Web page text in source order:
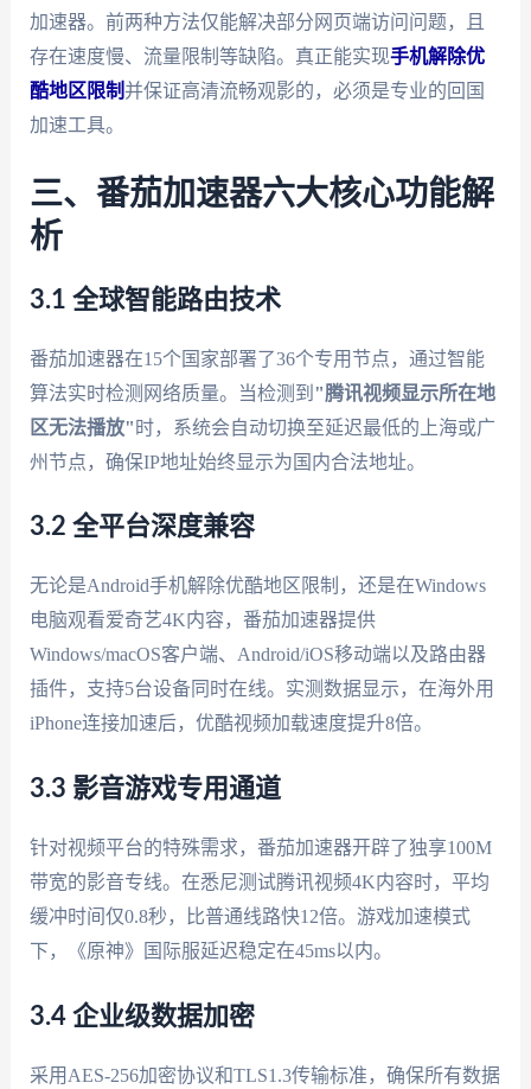
加速器。前两种方法仅能解决部分网页端访问问题，且
存在速度慢、流量限制等缺陷。真正能实现手机解除优
酷地区限制并保证高清流畅观影的，必须是专业的回国
加速工具。
三、番茄加速器六大核心功能解
析
3.1 全球智能路由技术
番茄加速器在15个国家部署了36个专用节点，通过智能
算法实时检测网络质量。当检测到 "腾讯视频显示所在地
区无法播放" 时，系统会自动切换至延迟最低的上海或广
州节点，确保IP地址始终显示为国内合法地址。
3.2 全平台深度兼容
无论是Android手机解除优酷地区限制，还是在Windows
电脑观看爱奇艺4K内容，番茄加速器提供
Windows/macOS客户端、Android/iOS移动端以及路由器
插件，支持5台设备同时在线。实测数据显示，在海外用
iPhone连接加速后，优酷视频加载速度提升8倍。
3.3 影音游戏专用通道
针对视频平台的特殊需求，番茄加速器开辟了独享100M
带宽的影音专线。在悉尼测试腾讯视频4K内容时，平均
缓冲时间仅0.8秒，比普通线路快12倍。游戏加速模式
下，《原神》国际服延迟稳定在45ms以内。
3.4 企业级数据加密
采用AES-256加密协议和TLS1.3传输标准，确保所有数据